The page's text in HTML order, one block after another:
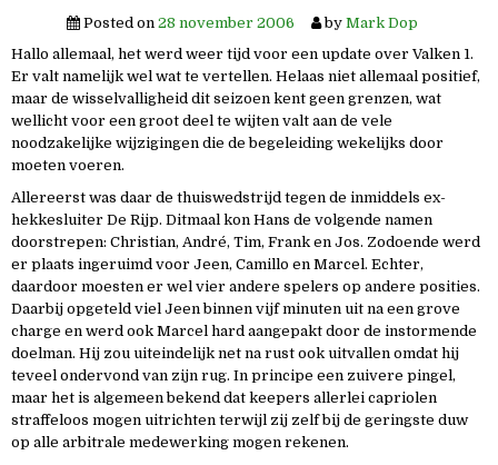
Posted on 28 november 2006 by Mark Dop
Hallo allemaal, het werd weer tijd voor een update over Valken 1.
Er valt namelijk wel wat te vertellen. Helaas niet allemaal positief,
maar de wisselvalligheid dit seizoen kent geen grenzen, wat
wellicht voor een groot deel te wijten valt aan de vele
noodzakelijke wijzigingen die de begeleiding wekelijks door
moeten voeren.
Allereerst was daar de thuiswedstrijd tegen de inmiddels ex-
hekkesluiter De Rijp. Ditmaal kon Hans de volgende namen
doorstrepen: Christian, André, Tim, Frank en Jos. Zodoende werd
er plaats ingeruimd voor Jeen, Camillo en Marcel. Echter,
daardoor moesten er wel vier andere spelers op andere posities.
Daarbij opgeteld viel Jeen binnen vijf minuten uit na een grove
charge en werd ook Marcel hard aangepakt door de instormende
doelman. Hij zou uiteindelijk net na rust ook uitvallen omdat hij
teveel ondervond van zijn rug. In principe een zuivere pingel,
maar het is algemeen bekend dat keepers allerlei capriolen
straffeloos mogen uitrichten terwijl zij zelf bij de geringste duw
op alle arbitrale medewerking mogen rekenen.